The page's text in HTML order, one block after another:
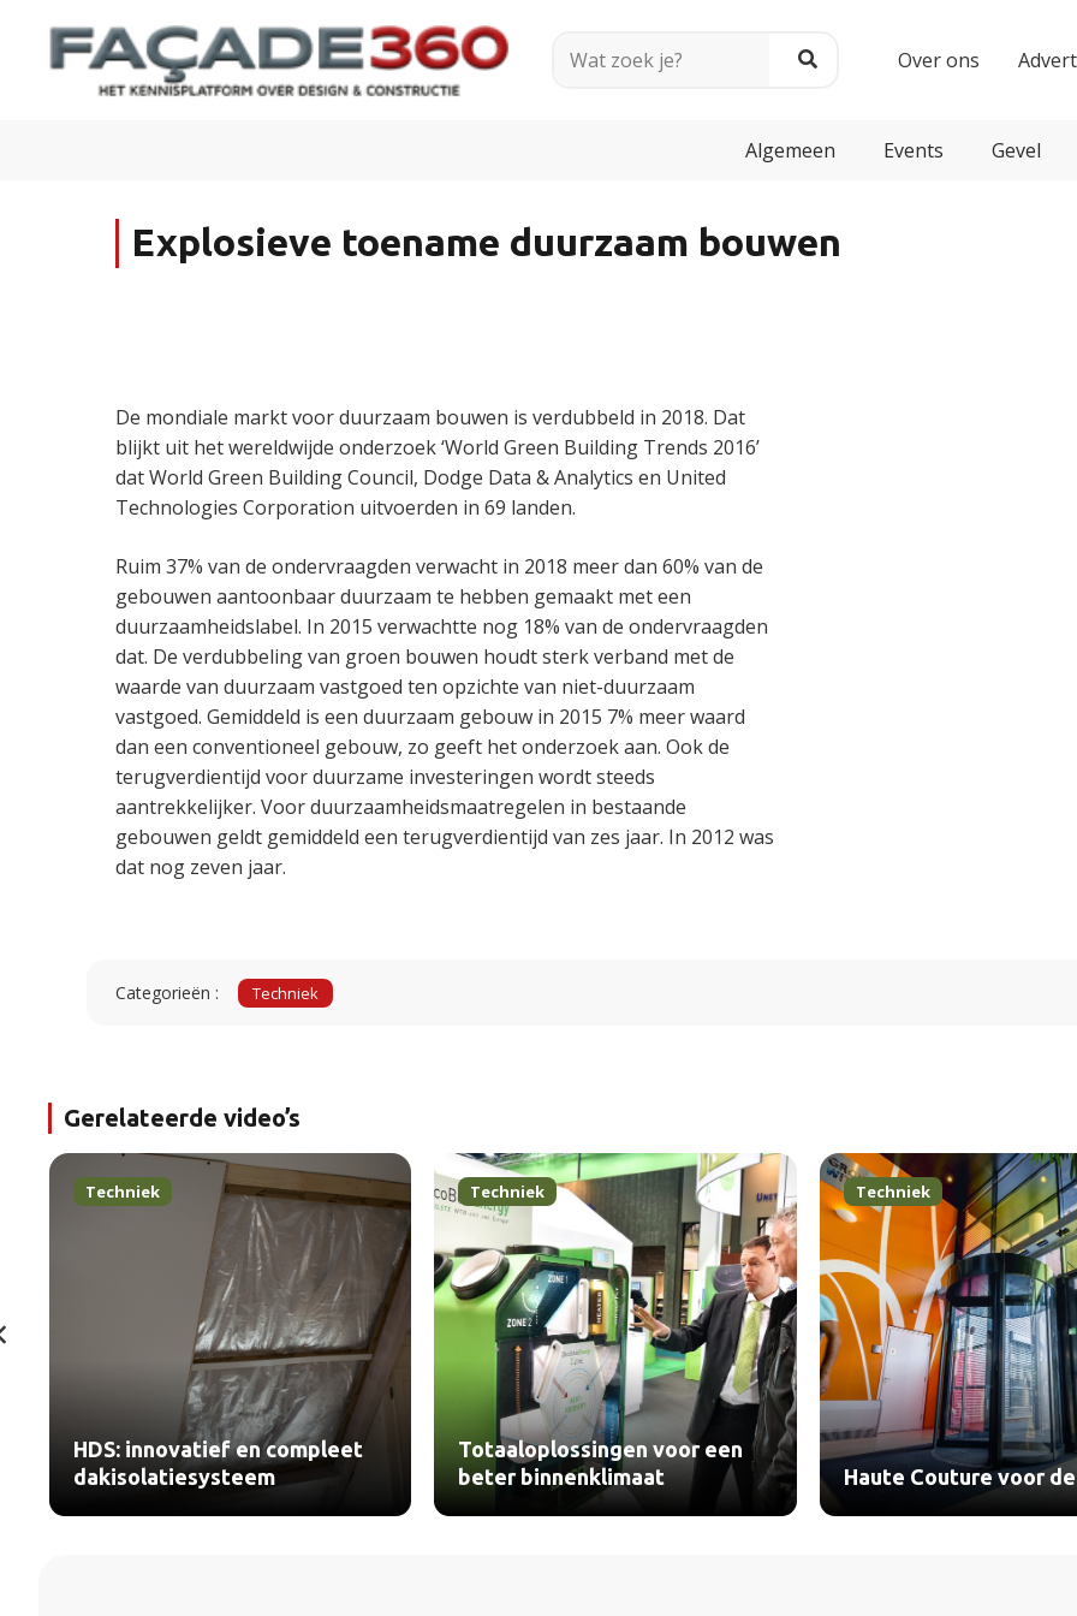
Over ons
Algemeen Events Gevel
Explosieve toename duurzaam bouwen
De mondiale markt voor duurzaam bouwen is verdubbeld in 2018. Dat
blijkt uit het wereldwijde onderzoek ‘World Green Building Trends 2016’
dat World Green Building Council, Dodge Data & Analytics en United
Technologies Corporation uitvoerden in 69 landen.
Ruim 37% van de ondervraagden verwacht in 2018 meer dan 60% van de
gebouwen aantoonbaar duurzaam te hebben gemaakt met een
duurzaamheidslabel. In 2015 verwachtte nog 18% van de ondervraagden
dat. De verdubbeling van groen bouwen houdt sterk verband met de
waarde van duurzaam vastgoed ten opzichte van niet-duurzaam
vastgoed. Gemiddeld is een duurzaam gebouw in 2015 7% meer waard
dan een conventioneel gebouw, zo geeft het onderzoek aan. Ook de
terugverdientijd voor duurzame investeringen wordt steeds
aantrekkelijker. Voor duurzaamheidsmaatregelen in bestaande
gebouwen geldt gemiddeld een terugverdientijd van zes jaar. In 2012 was
dat nog zeven jaar.
Categorieën : Techniek
Gerelateerde video’s
Techniek
HDS: innovatief en compleet
dakisolatiesysteem
Techniek
Totaaloplossingen voor een
beter binnenklimaat
Techniek
Haute Couture voor